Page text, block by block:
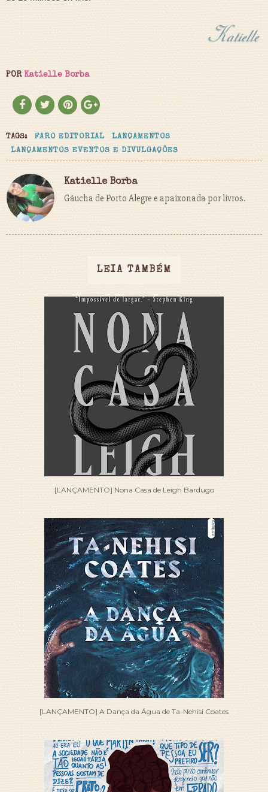
PORKatielle Borba
TAGS: FARO EDITORIAL
LANÇAMENTOS
LANÇAMENTOS EVENTOS E DIVULGAÇÕES
Katielle Borba
Gáucha de Porto Alegre e apaixonada por livros.
LEIA TAMBÉM
[LANÇAMENTO] Nona Casa de Leigh Bardugo
[LANÇAMENTO] A Dança da Água de Ta-Nehisi Coates